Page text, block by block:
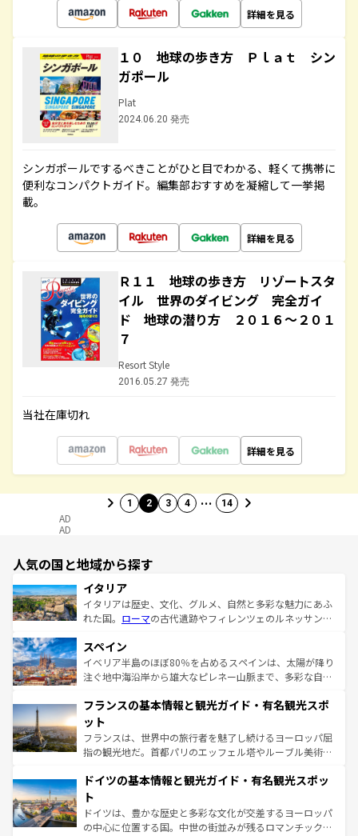
詳細を見る
１０ 地球の歩き方 Ｐｌａｔ シン
ガポール
Plat
2024.06.20 発売
シンガポールでするべきことがひと目でわかる、軽くて携帯に
便利なコンパクトガイド。編集部おすすめを凝縮して一挙掲
載。
詳細を見る
Ｒ１１ 地球の歩き方 リゾートスタ
イル 世界のダイビング 完全ガイ
ド 地球の潜り方 ２０１６～２０１
７
Resort Style
2016.05.27 発売
当社在庫切れ
詳細を見る
1 2 3 4 … 14
AD
AD
人気の国と地域から探す
イタリア
イタリアは歴史、文化、グルメ、自然と多彩な魅力にあふ
れた国。 ローマの古代遺跡やフィレンツェのルネッサンス
ろん、トスカーナの美しい田園風景やアマルフィ海岸の絶
景など、自然景観も見逃せない。観光の合間には、本場の
ピザやパスタなど、絶品のイタリア料理を堪能することも
ませてくれるイタリアで、忘れられない旅をしてみよう！
なお、新着のイタリア情報は
しい。
スペイン
イベリア半島のほぼ80％を占めるスペインは、太陽が降り
注ぐ地中海沿岸から雄大なピレネー山脈まで、多彩な自然
文化が根付くこの国では、情熱的なフラメンコ、熱気あふ
れる闘牛、そして美味しいタパスが生活の一部となってい
る。首都マドリードの洗練された雰囲気や、バルセロナの
アートに溢れた街角から、地方では古代ローマ遺跡や中世
せる。地方によって風土や気候が異なるスペインはその個
ンテンツ一覧 を参照してほしい。
フランスの基本情報と観光ガイド・有名観光スポ
ット
フランスは、世界中の旅行者を魅了し続けるヨーロッパ屈
指の観光地だ。首都パリのエッフェル塔やルーブル美術館
で、幅広い魅力が詰まっている。華麗な宮殿、歴史的な大
聖堂、美しいビーチ、そして豊かな自然が、訪れる者を心
から魅了する。また、フランスは美食の国としても知ら
れ、フランス料理はユネスコ無形文化遺産にも登録されて
ドイツの基本情報と観光ガイド・有名観光スポッ
ト
ドイツは、豊かな歴史と多彩な文化が交差するヨーロッパ
の中心に位置する国。中世の街並みが残るロマンチック街